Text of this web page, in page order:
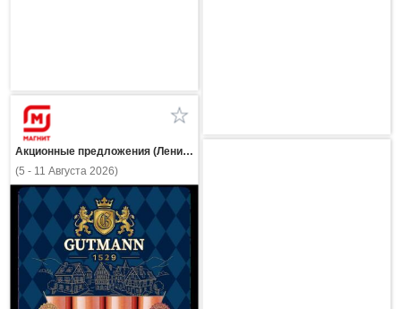
Акционные предложения (Ленинградская область)
(5 - 11 Августа 2026)